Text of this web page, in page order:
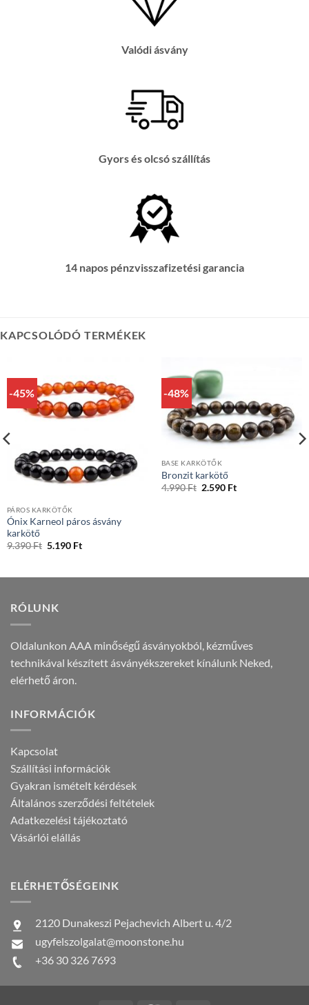
Valódi ásvány
Gyors és olcsó szállítás
14 napos pénzvisszafizetési garancia
KAPCSOLÓDÓ TERMÉKEK
-45%
PÁROS KARKÖTŐK
Ónix Karneol páros ásvány
karkötő
9.390Ft Original
5.190 FtCurrent
-48%
BASE KARKÖTŐK
Bronzit karkötő
4.990Ft Original
2.590 FtCurrent
RÓLUNK
Oldalunkon AAA minőségű ásványokból, kézműves
technikával készített ásványékszereket kínálunk Neked,
elérhető áron.
INFORMÁCIÓK
Kapcsolat
Szállítási információk
Gyakran ismételt kérdések
Általános szerződési feltételek
Adatkezelési tájékoztató
Vásárlói elállás
ELÉRHETŐSÉGEINK
2120 Dunakeszi Pejachevich Albert u. 4/2
ugyfelszolgalat@moonstone.hu
+36 30 326 7693